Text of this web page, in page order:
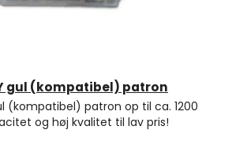
gul (kompatibel) patron
(kompatibel) patron op til ca. 1200
og høj kvalitet til lav pris!